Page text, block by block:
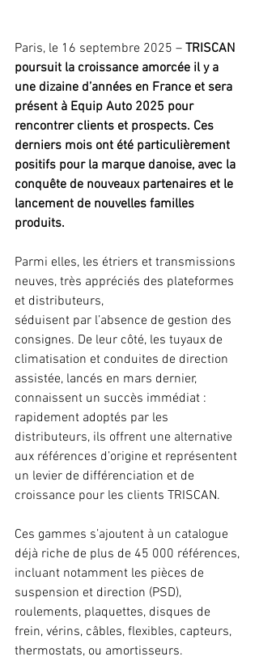
Paris, le 16 septembre 2025 – TRISCAN
poursuit la croissance amorcée il y a
une dizaine d’années en France et sera
présent à Equip Auto 2025 pour
rencontrer clients et prospects. Ces
derniers mois ont été particulièrement
positifs pour la marque danoise, avec la
conquête de nouveaux partenaires et le
lancement de nouvelles familles
produits.
Parmi elles, les étriers et transmissions
neuves, très appréciés des plateformes
et distributeurs,
séduisent par l’absence de gestion des
consignes. De leur côté, les tuyaux de
climatisation et conduites de direction
assistée, lancés en mars dernier,
connaissent un succès immédiat :
rapidement adoptés par les
distributeurs, ils offrent une alternative
aux références d’origine et représentent
un levier de différenciation et de
croissance pour les clients TRISCAN.
Ces gammes s’ajoutent à un catalogue
déjà riche de plus de 45 000 références,
incluant notamment les pièces de
suspension et direction (PSD),
roulements, plaquettes, disques de
frein, vérins, câbles, flexibles, capteurs,
thermostats, ou amortisseurs.